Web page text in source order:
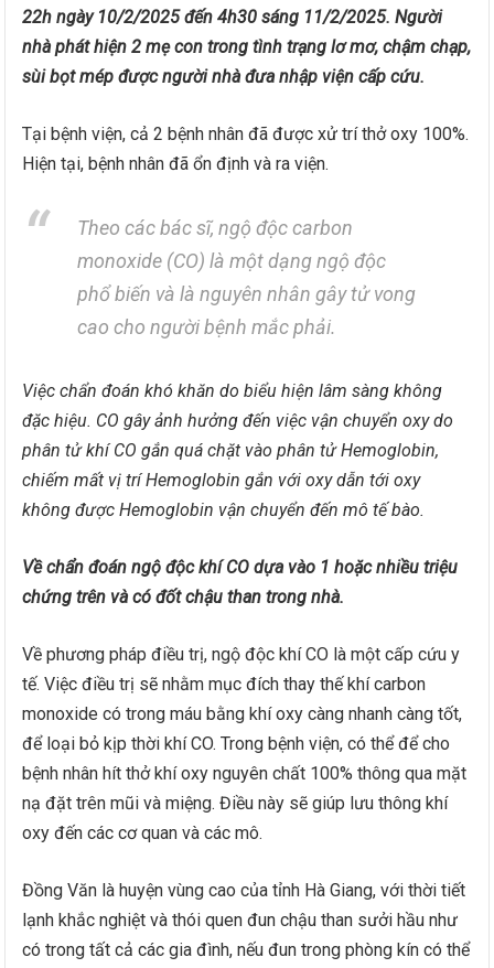
22h ngày 10/2/2025 đến 4h30 sáng 11/2/2025. Người
nhà phát hiện 2 mẹ con trong tình trạng lơ mơ, chậm chạp,
sùi bọt mép được người nhà đưa nhập viện cấp cứu.
Tại bệnh viện, cả 2 bệnh nhân đã được xử trí thở oxy 100%.
Hiện tại, bệnh nhân đã ổn định và ra viện.
Theo các bác sĩ, ngộ độc carbon
monoxide (CO) là một dạng ngộ độc
phổ biến và là nguyên nhân gây tử vong
cao cho người bệnh mắc phải.
Việc chẩn đoán khó khăn do biểu hiện lâm sàng không
đặc hiệu. CO gây ảnh hưởng đến việc vận chuyển oxy do
phân tử khí CO gắn quá chặt vào phân tử Hemoglobin,
chiếm mất vị trí Hemoglobin gắn với oxy dẫn tới oxy
không được Hemoglobin vận chuyển đến mô tế bào.
Về chẩn đoán ngộ độc khí CO dựa vào 1 hoặc nhiều triệu
chứng trên và có đốt chậu than trong nhà.
Về phương pháp điều trị, ngộ độc khí CO là một cấp cứu y
tế. Việc điều trị sẽ nhằm mục đích thay thế khí carbon
monoxide có trong máu bằng khí oxy càng nhanh càng tốt,
để loại bỏ kịp thời khí CO. Trong bệnh viện, có thể để cho
bệnh nhân hít thở khí oxy nguyên chất 100% thông qua mặt
nạ đặt trên mũi và miệng. Điều này sẽ giúp lưu thông khí
oxy đến các cơ quan và các mô.
Đồng Văn là huyện vùng cao của tỉnh Hà Giang, với thời tiết
lạnh khắc nghiệt và thói quen đun chậu than sưởi hầu như
có trong tất cả các gia đình, nếu đun trong phòng kín có thể